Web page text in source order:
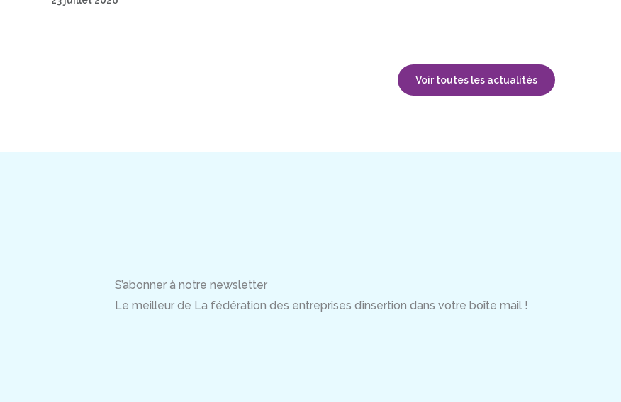
Voir toutes les actualités
S’abonner à notre newsletter
Le meilleur de La fédération des entreprises d’insertion dans votre boîte mail !